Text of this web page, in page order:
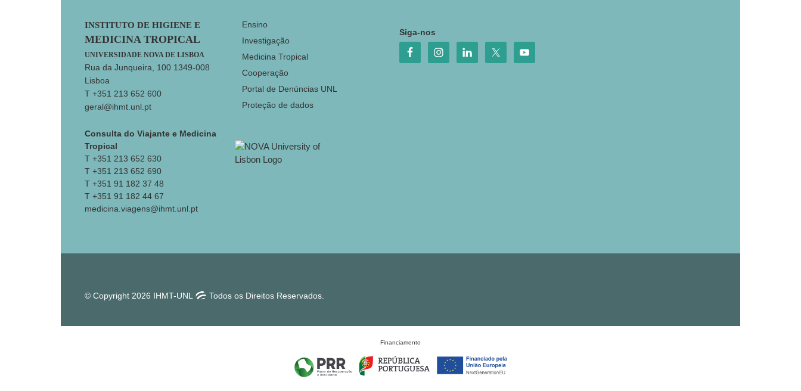
Footer
INSTITUTO DE HIGIENE E
MEDICINA TROPICAL
UNIVERSIDADE NOVA DE LISBOA
Rua da Junqueira, 100 1349-008
Lisboa
T +351 213 652 600
geral@ihmt.unl.pt
Consulta do Viajante e Medicina
Tropical
T +351 213 652 630
T +351 213 652 690
T +351 91 182 37 48
T +351 91 182 44 67
medicina.viagens@ihmt.unl.pt
Ensino
Investigação
Medicina Tropical
Cooperação
Portal de Denúncias UNL
Proteção de dados
Siga-nos
© Copyright 2026 IHMT-UNL Todos os Direitos Reservados.
Financiamento